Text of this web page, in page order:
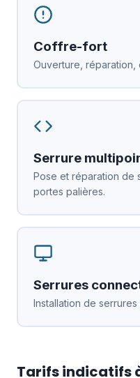
Coffre-fort
Ouverture, réparation,
Serrure
Pose et réparation de
portes palières.
Serrures
Installation de
Tarifs indicatifs